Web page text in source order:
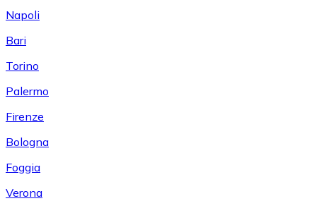
Napoli
Bari
Torino
Palermo
Firenze
Bologna
Foggia
Verona